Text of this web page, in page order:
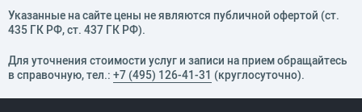
Указанные на сайте цены не являются публичной офертой (ст.
435 ГК РФ, cт. 437 ГК РФ).
Для уточнения стоимости услуг и записи на прием обращайтесь
в справочную, тел.: +7 (495) 126-41-31 (круглосуточно).